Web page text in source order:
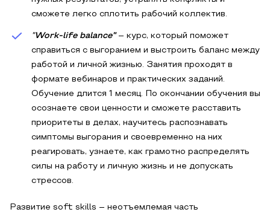
сможете легко сплотить рабочий коллектив.
"Work-life balance"– курс, который поможет
справиться с выгоранием и выстроить баланс между
работой и личной жизнью. Занятия проходят в
формате вебинаров и практических заданий.
Обучение длится 1 месяц. По окончании обучения вы
осознаете свои ценности и сможете расставить
приоритеты в делах, научитесь распознавать
симптомы выгорания и своевременно на них
реагировать, узнаете, как грамотно распределять
силы на работу и личную жизнь и не допускать
стрессов.
Развитие soft skills – неотъемлемая часть